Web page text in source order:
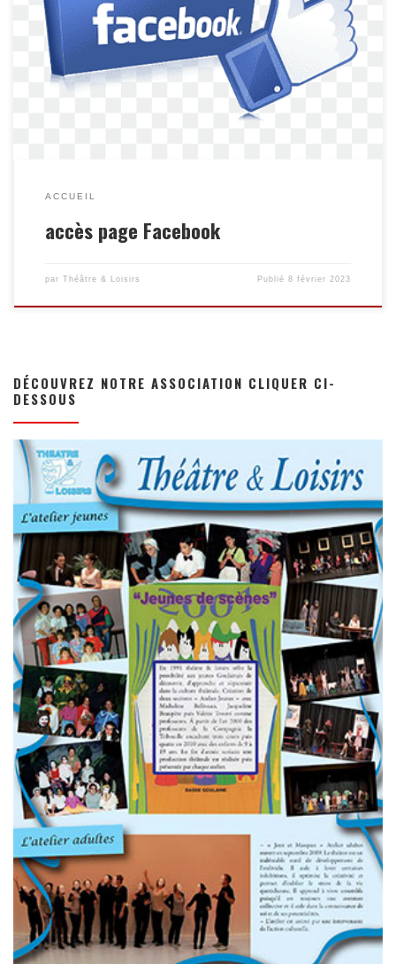
CLIQUEZ ICI
ACCUEIL
accès page Facebook
par Théâtre & Loisirs Publié8 février 2023
DÉCOUVREZ NOTRE ASSOCIATION CLIQUER CI-
DESSOUS